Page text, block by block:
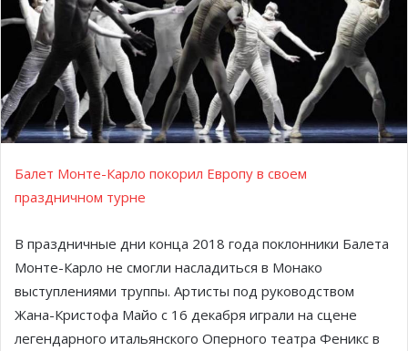
Балет Монте-Карло покорил Европу в своем
праздничном турне
В праздничные дни конца 2018 года поклонники Балета
Монте-Карло не смогли насладиться в Монако
выступлениями труппы. Артисты под руководством
Жана-Кристофа Майо с 16 декабря играли на сцене
легендарного итальянского Оперного театра Феникс в